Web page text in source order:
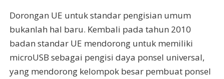
Dorongan UE untuk standar pengisian umum
bukanlah hal baru. Kembali pada tahun 2010
badan standar UE mendorong untuk memiliki
microUSB sebagai pengisi daya ponsel universal,
yang mendorong kelompok besar pembuat ponsel